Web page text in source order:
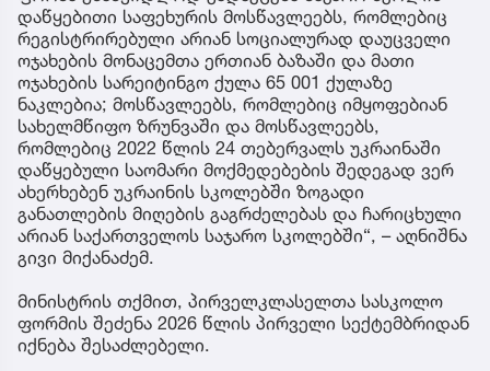
დაწყებითი საფეხურის მოსწავლეებს, რომლებიც
რეგისტრირებული არიან სოციალურად დაუცველი
ოჯახების მონაცემთა ერთიან ბაზაში და მათი
ოჯახების სარეიტინგო ქულა 65 001 ქულაზე
ნაკლებია; მოსწავლეებს, რომლებიც იმყოფებიან
სახელმწიფო ზრუნვაში და მოსწავლეებს,
რომლებიც 2022 წლის 24 თებერვალს უკრაინაში
დაწყებული საომარი მოქმედებების შედეგად ვერ
ახერხებენ უკრაინის სკოლებში ზოგადი
განათლების მიღების გაგრძელებას და ჩარიცხული
არიან საქართველოს საჯარო სკოლებში“, – აღნიშნა
გივი მიქანაძემ.
მინისტრის თქმით, პირველკლასელთა სასკოლო
ფორმის შეძენა 2026 წლის პირველი სექტემბრიდან
იქნება შესაძლებელი.